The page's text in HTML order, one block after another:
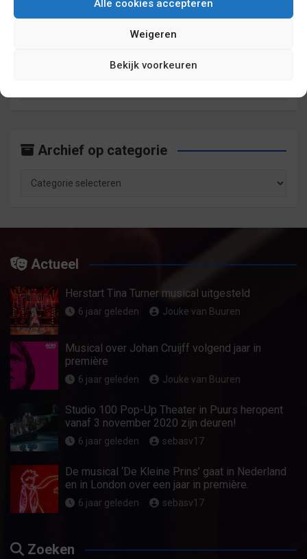
Alle cookies accepteren
Weigeren
Bekijk voorkeuren
Archief
Archief op categorie
categorie
Actueel
Herstart Tina Turner musical uitgesteld
6 jaar geleden Jouke van Buuren
Musical over Johan Cruijff volgend jaar in
première
6 jaar geleden Jouke van Buuren
Studio 100 Pop-Up Theater in Puurs heropent
vanaf 3 november 2020 zijn deuren!
6 jaar geleden sebasv17
De musical ‘De Kleine Prins’ gaat in Nederland
en in London over een jaar in première.
6 jaar geleden sebasv17
Zoeken